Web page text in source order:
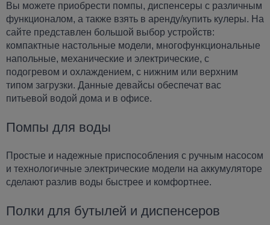
Вы можете приобрести помпы, диспенсеры с различным
функционалом, а также взять в аренду/купить кулеры. На
сайте представлен большой выбор устройств:
компактные настольные модели, многофункциональные
напольные, механические и электрические, с
подогревом и охлаждением, с нижним или верхним
типом загрузки. Данные девайсы обеспечат вас
питьевой водой дома и в офисе.
Помпы для воды
Простые и надежные приспособления с ручным насосом
и технологичные электрические модели на аккумуляторе
сделают разлив воды быстрее и комфортнее.
Полки для бутылей и диспенсеров